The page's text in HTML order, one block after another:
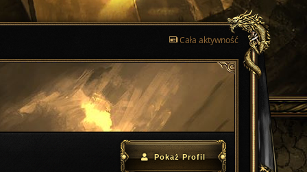
Cała aktywność
Pokaż Profil